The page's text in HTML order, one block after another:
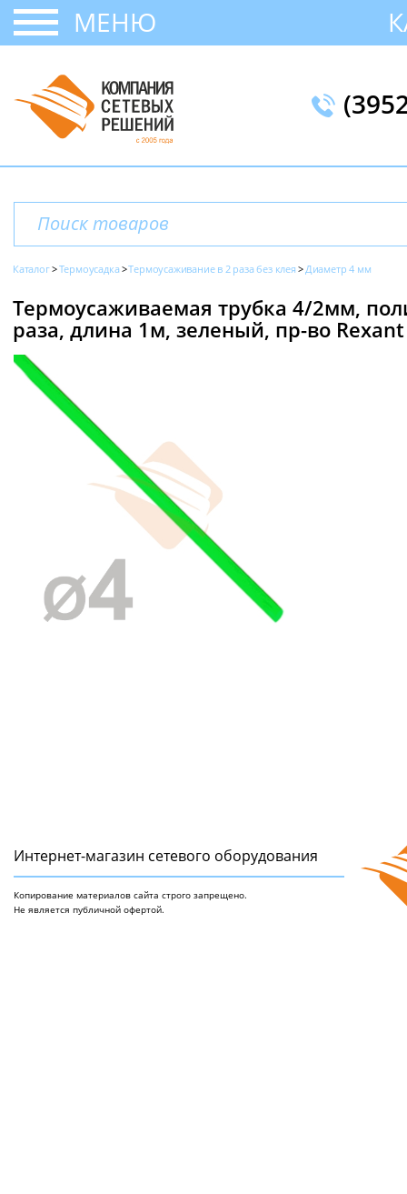
МЕНЮ
Каталог Термоусадка Термоусаживание в 2 раза без клея Диаметр 4 мм
Термоусаживаемая трубка 4/2мм,
раза, длина 1м, зеленый, пр-во Rexant
Интернет-магазин сетeвого оборудования
Копирование материалов сайта строго запрещено.
Не является публичной офертой.